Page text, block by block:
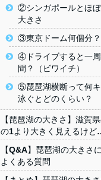
②シンガポールとほ
大きさ
③東京ドーム何個分？
④ドライブすると一
間？（ビワイチ）
⑤琵琶湖横断って何キ
泳ぐとどのくらい？
【琵琶湖の大きさ】滋賀
の1より大きく見えるけ
【Q&A】琵琶湖の大きさ
よくある質問